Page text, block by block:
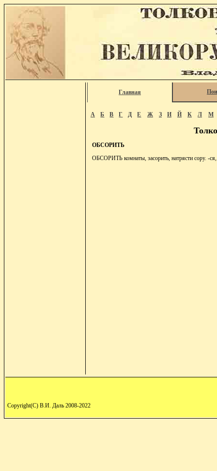
Главная
А Б В Г Д Е Ж З И Й К Л М
ОБСОРИТЬ
ОБСОРИТЬ комнаты, засорить, натрясти сору. -ся,
Copyright(C) В.И. Даль 2008-2022